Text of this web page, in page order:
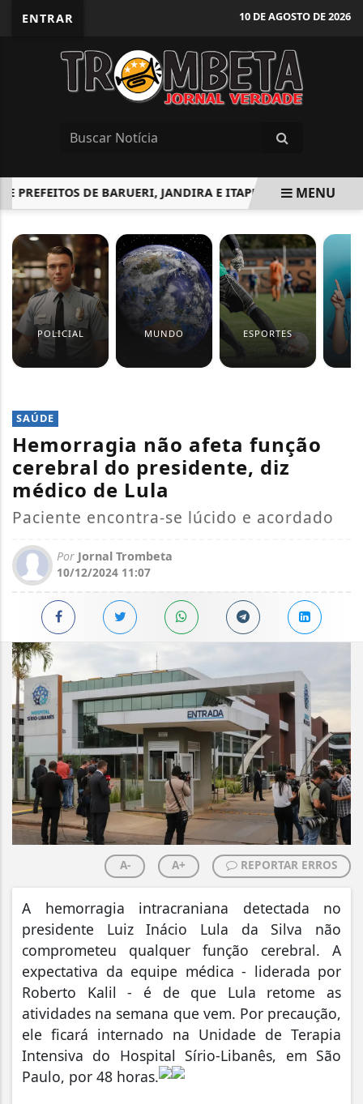
ENTRAR 10 DE AGOSTO DE 2026
DE BARUERI, JANDIRA E ITAPEVI ANUNCIAM
MENU
POLICIAL MUNDO ESPORTES
SAÚDE
Hemorragia não afeta função
cerebral do presidente, diz
médico de Lula
Paciente encontra-se lúcido e acordado
Por Jornal Trombeta
10/12/2024 11:07
A- A+ REPORTAR ERROS
A hemorragia intracraniana detectada no
presidente Luiz Inácio Lula da Silva não
comprometeu qualquer função cerebral. A
expectativa da equipe médica - liderada por
Roberto Kalil - é de que Lula retome as
atividades na semana que vem. Por precaução,
ele ficará internado na Unidade de Terapia
Intensiva do Hospital Sírio-Libanês, em São
Paulo, por 48 horas.